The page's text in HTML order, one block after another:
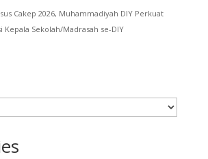
Cakep 2026, Muhammadiyah DIY Perkuat
Kepala Sekolah/Madrasah se-DIY